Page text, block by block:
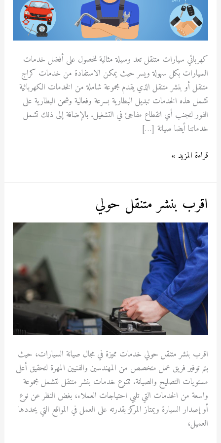
كهربائي سيارات متنقل تعد وسيلة مثالية للحصول على أفضل خدمات
السيارات بكل سهولة ويسر حيث يمكن الاستفادة من خدمات كراج
متنقل أو بنشر متنقل الذي يقدم مجموعة شاملة من الخدمات الكهربائية
تشمل هذه الخدمات تبديل البطارية بسرعة وفعالية وشحن البطارية على
الفور لتجنب أي انقطاع مفاجئ في التشغيل. بالإضافة إلى ذلك تشمل
خدماتنا أيضا صيانة […]
قراءة المزيد »
اقرب بنشر متنقل حولي
اقرب بنشر متنقل حولي خدمات مميزة في مجال صيانة السيارات، حيث
يتم توفير فريق عمل متخصص من المهندسين والفنيين المهرة لتحقيق أعلى
مستويات التصليح والصيانة. تتنوع خدمات بنشر متنقل لتشمل مجموعة
واسعة من الخدمات التي تلبي احتياجات العملاء، بغض النظر عن نوع
أو إصدار السيارة ويمتاز المركز بقدرته على العمل في المواقع التي يحددها
العميل،
اقرب
بنشر
متنقل
حولي